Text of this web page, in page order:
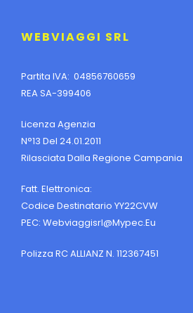
WEBVIAGGI SRL
Partita IVA: 04856760659
REA SA-399406
Licenza Agenzia
N°13 Del 24.01.2011
Rilasciata Dalla Regione Campania
Fatt. Elettronica:
Codice Destinatario YY22CVW
PEC: Webviaggisrl@mypec.eu
Polizza RC ALLIANZ N. 112367451